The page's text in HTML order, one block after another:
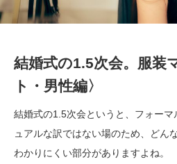
結婚式の1.5次会。服装
ト・男性編〉
結婚式の1.5次会というと、フォー
ュアルな訳ではない場のため、どん
わかりにくい部分がありますよね。